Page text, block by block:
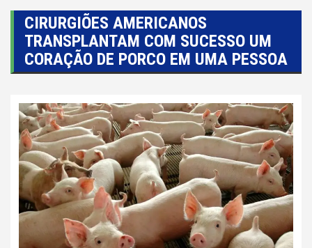
CIRURGIÕES AMERICANOS
TRANSPLANTAM COM SUCESSO UM
CORAÇÃO DE PORCO EM UMA PESSOA